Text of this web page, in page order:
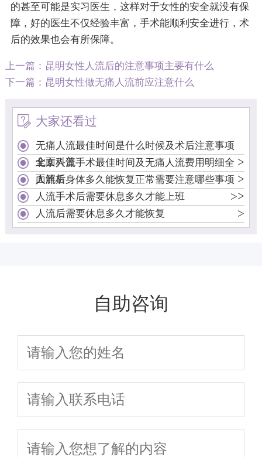
的甚至可能是实习医生，这样对于女性的安全就没有保
障，好的医生不仅经验丰富，手术能顺利安全进行，术
后的效果也会有所保障。
上一篇： 昆明女性人流后的注意事项主要有什么
下一篇： 昆明女性做无痛人流前应注意什么
大家还看过
无痛人流最佳时间是什么时候及术后注意事项
全面科普
>
北京人流手术最佳时间及无痛人流费用明细全
面解析
>
人流后身体多久能恢复正常需要注意哪些事项
>
人流手术后需要休息多久才能上班 >
人流后需要休息多久才能恢复 >
自助咨询